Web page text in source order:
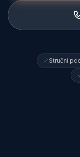
Stručni